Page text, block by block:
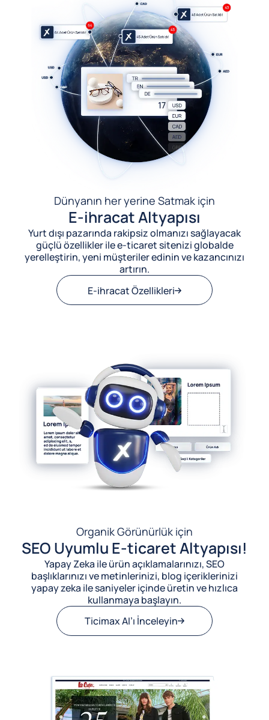
Dünyanın her yerine Satmak için
E-ihracat Altyapısı
Yurt dışı pazarında rakipsiz olmanızı sağlayacak
güçlü özellikler ile e-ticaret sitenizi globalde
yerelleştirin, yeni müşteriler edinin ve kazancınızı
artırın.
E-ihracat Özellikleri
Organik Görünürlük için
SEO Uyumlu E-ticaret Altyapısı!
Yapay Zeka ile ürün açıklamalarınızı, SEO
başlıklarınızı ve metinlerinizi, blog içeriklerinizi
yapay zeka ile saniyeler içinde üretin ve hızlıca
kullanmaya başlayın.
Ticimax AI’ı İnceleyin